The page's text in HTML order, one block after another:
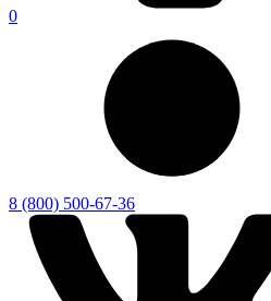
0
8 (800) 500-67-36